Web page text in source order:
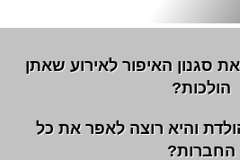
סגנון האיפור לאירוע שאתן
הולכות?
והיא רוצה לאפר את כל
החברות?